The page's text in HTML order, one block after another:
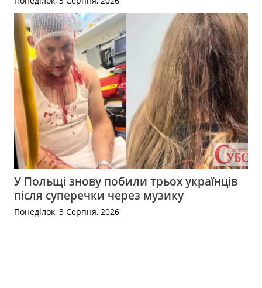
У Польщі знову побили трьох українців
після суперечки через музику
Понеділок, 3 Серпня, 2026